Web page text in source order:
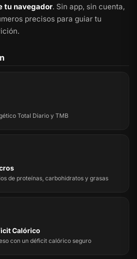
tu navegador. Sin app, sin cuenta,
precisos para guiar tu
Total Diario y TMB
de proteínas, carbohidratos y grasas
Calórico
con un déficit calórico seguro